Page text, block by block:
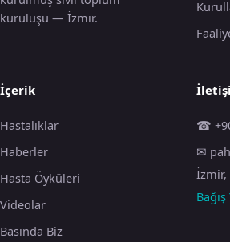
kuruluşu — İzmir.
İçerik
Hastalıklar
Haberler
Hasta Öyküleri
Videolar
Basında Biz
☎
✉
İzmir,